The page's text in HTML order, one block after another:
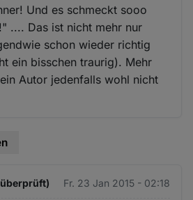
Und es schmeckt sooo
.... Das ist nicht mehr nur
schon wieder richtig
ein bisschen traurig). Mehr
Autor jedenfalls wohl nicht
Fr. 23 Jan 2015 - 02:18